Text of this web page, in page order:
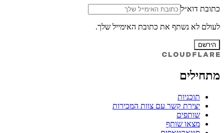
כתובת דוא״ל
לעולם לא נשתף את כתובת האימייל שלך.
הירשם
מתחילים
תוכניות
יצירת קשר עם צוות המכירות
שותפים
מצאו שותף